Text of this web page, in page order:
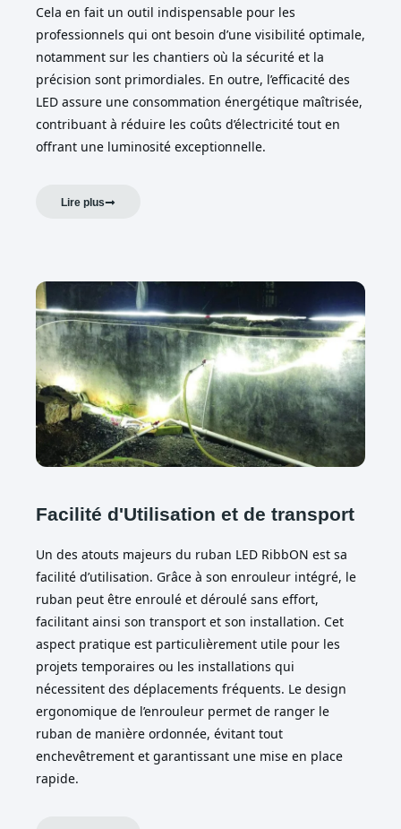
Cela en fait un outil indispensable pour les
professionnels qui ont besoin d’une visibilité optimale,
notamment sur les chantiers où la sécurité et la
précision sont primordiales. En outre, l’efficacité des
LED assure une consommation énergétique maîtrisée,
contribuant à réduire les coûts d’électricité tout en
offrant une luminosité exceptionnelle.
Lire plus
Facilité d'Utilisation et de transport
Un des atouts majeurs du ruban LED RibbON est sa
facilité d’utilisation. Grâce à son enrouleur intégré, le
ruban peut être enroulé et déroulé sans effort,
facilitant ainsi son transport et son installation. Cet
aspect pratique est particulièrement utile pour les
projets temporaires ou les installations qui
nécessitent des déplacements fréquents. Le design
ergonomique de l’enrouleur permet de ranger le
ruban de manière ordonnée, évitant tout
enchevêtrement et garantissant une mise en place
rapide.